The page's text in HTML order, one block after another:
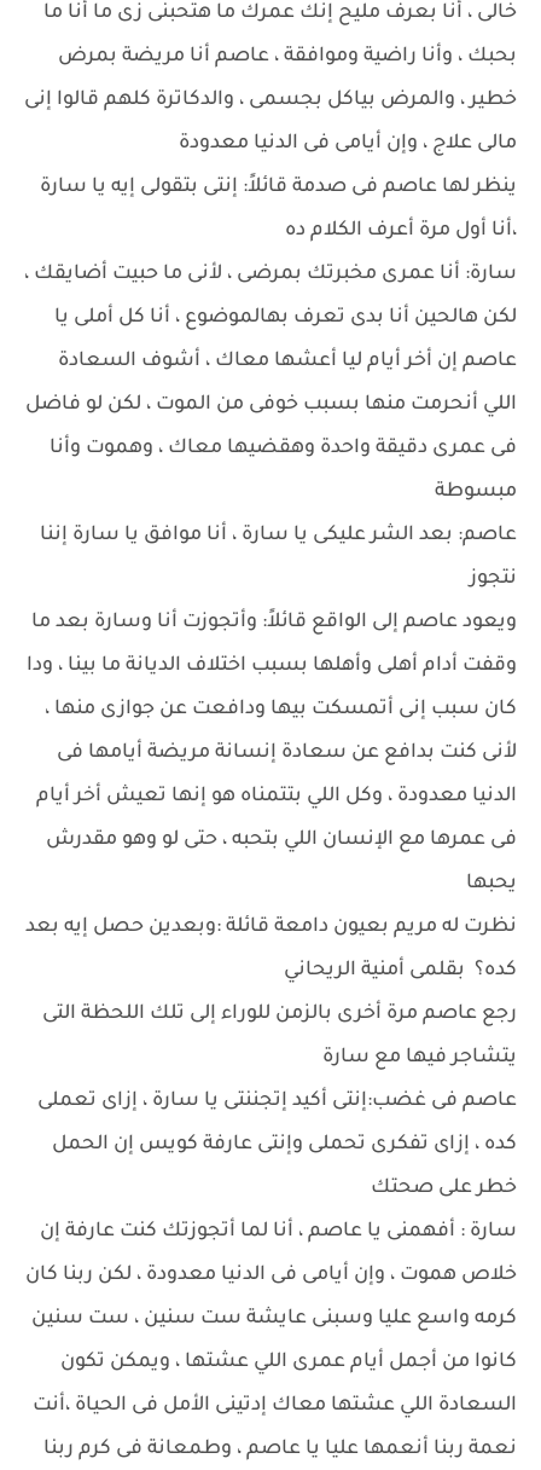
خالى ، أنا بعرف مليح إنك عمرك ما هتحبنى زى ما أنا ما
بحبك ، وأنا راضية وموافقة ، عاصم أنا مريضة بمرض
خطير ، والمرض بياكل بجسمى ، والدكاترة كلهم قالوا إنى
مالى علاج ، وإن أيامى فى الدنيا معدودة
ينظر لها عاصم فى صدمة قائلاً: إنتى بتقولى إيه يا سارة
،أنا أول مرة أعرف الكلام ده
سارة: أنا عمرى مخبرتك بمرضى ، لأنى ما حبيت أضايقك ،
لكن هالحين أنا بدى تعرف بهالموضوع ، أنا كل أملى يا
عاصم إن أخر أيام ليا أعشها معاك ، أشوف السعادة
اللي أنحرمت منها بسبب خوفى من الموت ، لكن لو فاضل
فى عمرى دقيقة واحدة وهقضيها معاك ، وهموت وأنا
مبسوطة
عاصم: بعد الشر عليكى يا سارة ، أنا موافق يا سارة إننا
نتجوز
ويعود عاصم إلى الواقع قائلاً: وأتجوزت أنا وسارة بعد ما
وقفت أدام أهلى وأهلها بسبب اختلاف الديانة ما بينا ، ودا
كان سبب إنى أتمسكت بيها ودافعت عن جوازى منها ،
لأنى كنت بدافع عن سعادة إنسانة مريضة أيامها فى
الدنيا معدودة ، وكل اللي بتتمناه هو إنها تعيش أخر أيام
فى عمرها مع الإنسان اللي بتحبه ، حتى لو وهو مقدرش
يحبها
نظرت له مريم بعيون دامعة قائلة :وبعدين حصل إيه بعد
كده؟ بقلمى أمنية الريحاني
رجع عاصم مرة أخرى بالزمن للوراء إلى تلك اللحظة التى
يتشاجر فيها مع سارة
عاصم فى غضب:إنتى أكيد إتجننتى يا سارة ، إزاى تعملى
كده ، إزاى تفكرى تحملى وإنتى عارفة كويس إن الحمل
خطر على صحتك
سارة : أفهمنى يا عاصم ، أنا لما أتجوزتك كنت عارفة إن
خلاص هموت ، وإن أيامى فى الدنيا معدودة ، لكن ربنا كان
كرمه واسع عليا وسبنى عايشة ست سنين ، ست سنين
كانوا من أجمل أيام عمرى اللي عشتها ، ويمكن تكون
السعادة اللي عشتها معاك إدتينى الأمل فى الحياة ،أنت
نعمة ربنا أنعمها عليا يا عاصم ، وطمعانة فى كرم ربنا